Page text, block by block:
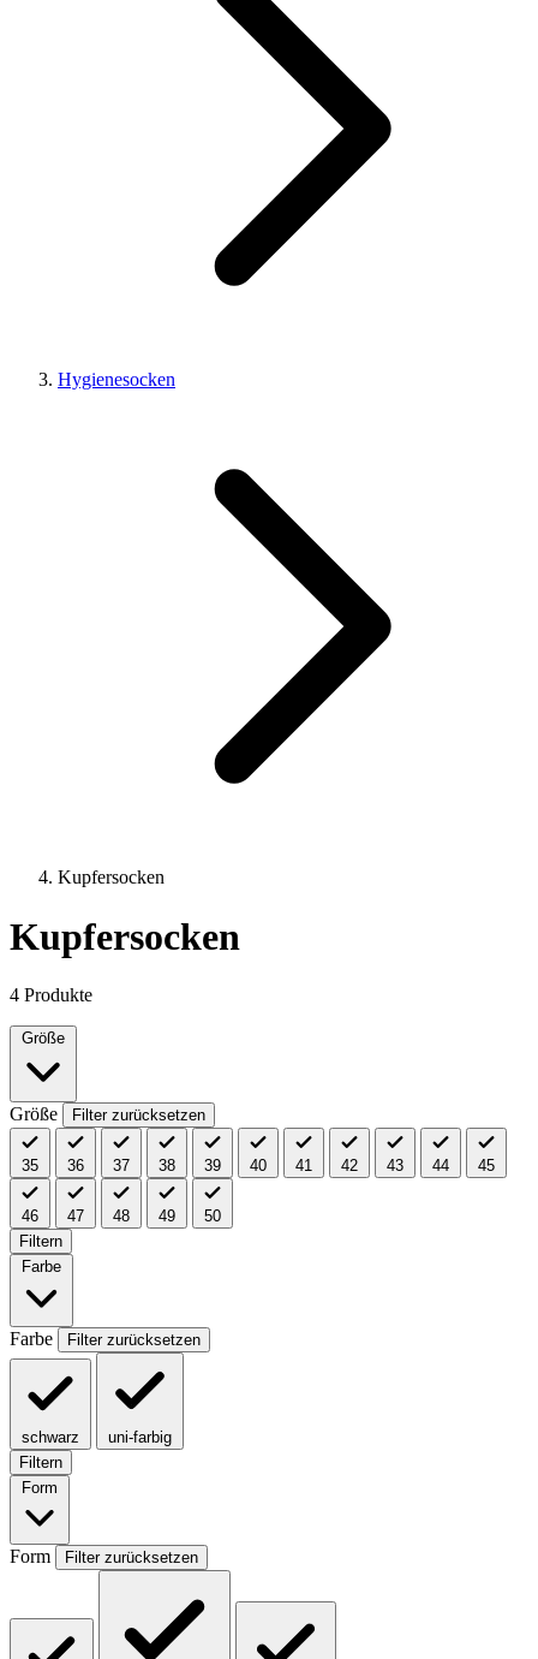
Hygienesocken
Kupfersocken
Kupfersocken
4 Produkte
Größe
Größe Filter zurücksetzen
35 36 37 38 39 40 41 42 43 44 45
46 47 48 49
50
Filtern
Farbe
Farbe Filter zurücksetzen
schwarz
uni-farbig
Filtern
Form
Form Filter zurücksetzen